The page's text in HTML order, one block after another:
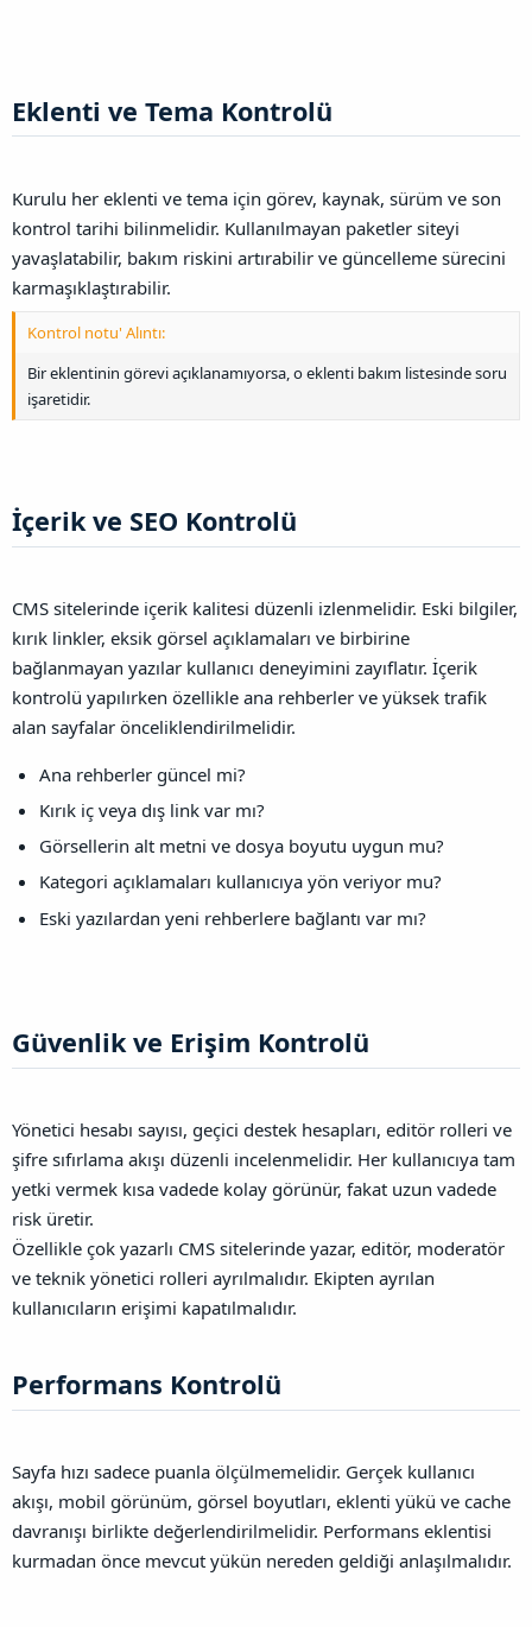
Eklenti ve Tema Kontrolü​
Kurulu her eklenti ve tema için görev, kaynak, sürüm ve son
kontrol tarihi bilinmelidir. Kullanılmayan paketler siteyi
yavaşlatabilir, bakım riskini artırabilir ve güncelleme sürecini
karmaşıklaştırabilir.
Kontrol notu' Alıntı:
Bir eklentinin görevi açıklanamıyorsa, o eklenti bakım listesinde soru
işaretidir.
İçerik ve SEO Kontrolü​
CMS sitelerinde içerik kalitesi düzenli izlenmelidir. Eski bilgiler,
kırık linkler, eksik görsel açıklamaları ve birbirine
bağlanmayan yazılar kullanıcı deneyimini zayıflatır. İçerik
kontrolü yapılırken özellikle ana rehberler ve yüksek trafik
alan sayfalar önceliklendirilmelidir.
Ana rehberler güncel mi?
Kırık iç veya dış link var mı?
Görsellerin alt metni ve dosya boyutu uygun mu?
Kategori açıklamaları kullanıcıya yön veriyor mu?
Eski yazılardan yeni rehberlere bağlantı var mı?
Güvenlik ve Erişim Kontrolü​
Yönetici hesabı sayısı, geçici destek hesapları, editör rolleri ve
şifre sıfırlama akışı düzenli incelenmelidir. Her kullanıcıya tam
yetki vermek kısa vadede kolay görünür, fakat uzun vadede
risk üretir.
Özellikle çok yazarlı CMS sitelerinde yazar, editör, moderatör
ve teknik yönetici rolleri ayrılmalıdır. Ekipten ayrılan
kullanıcıların erişimi kapatılmalıdır.
Performans Kontrolü​
Sayfa hızı sadece puanla ölçülmemelidir. Gerçek kullanıcı
akışı, mobil görünüm, görsel boyutları, eklenti yükü ve cache
davranışı birlikte değerlendirilmelidir. Performans eklentisi
kurmadan önce mevcut yükün nereden geldiği anlaşılmalıdır.